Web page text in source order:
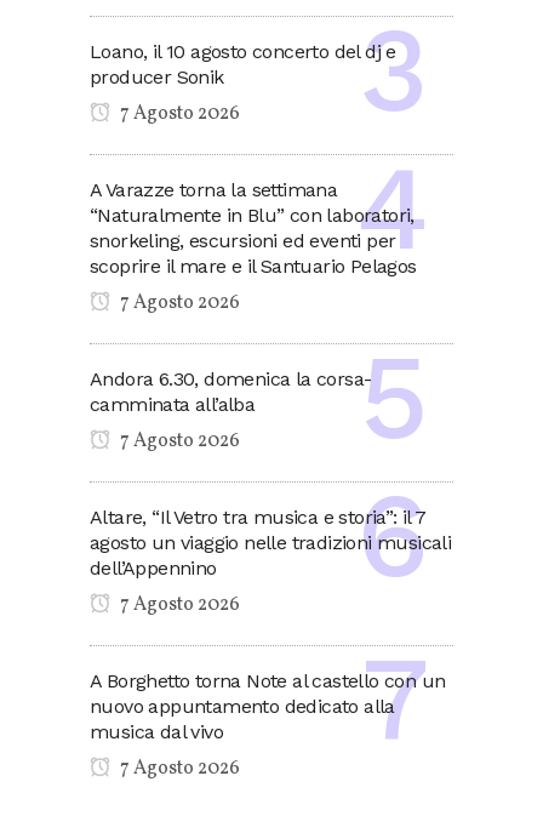
Loano, il 10 agosto concerto del dj e
producer Sonik
7 Agosto 2026
A Varazze torna la settimana
“Naturalmente in Blu” con laboratori,
snorkeling, escursioni ed eventi per
scoprire il mare e il Santuario Pelagos
7 Agosto 2026
Andora 6.30, domenica la corsa-
camminata all’alba
7 Agosto 2026
Altare, “Il Vetro tra musica e storia”: il 7
agosto un viaggio nelle tradizioni musicali
dell’Appennino
7 Agosto 2026
A Borghetto torna Note al castello con un
nuovo appuntamento dedicato alla
musica dal vivo
7 Agosto 2026